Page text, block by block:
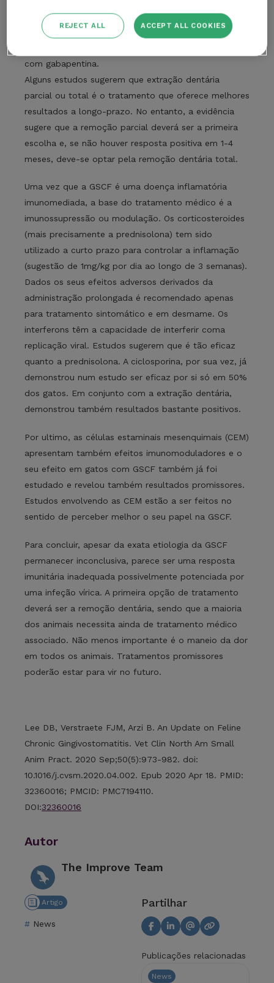
Artigo
News
vida inteira). Independentemente da modalidade de
tratamento, é imperativo o maneio da dor, sendo o
com gabapentina.
Alguns estudos sugerem que extração dentária
parcial ou total é o tratamento que oferece melhores
resultados a longo-prazo. No entanto, a evidência
sugere que a remoção parcial deverá ser a primeira
escolha e, se não houver resposta positiva em 1-4
meses, deve-se optar pela remoção dentária total.
Uma vez que a GSCF é uma doença inflamatória
imunomediada, a base do tratamento médico é a
imunossupressão ou modulação. Os corticosteroides
(mais precisamente a prednisolona) tem sido
utilizado a curto prazo para controlar a inflamação
(sugestão de 1mg/kg por dia ao longo de 3 semanas).
Dados os seus efeitos adversos derivados da
administração prolongada é recomendado apenas
para tratamento sintomático e em desmame. Os
interferons têm a capacidade de interferir coma
replicação viral. Estudos sugerem que é tão eficaz
quanto a prednisolona. A ciclosporina, por sua vez, já
demonstrou num estudo ser eficaz por si só em 50%
dos gatos. Em conjunto com a extração dentária,
demonstrou também resultados bastante positivos.
Por ultimo, as células estaminais mesenquimais (CEM)
apresentam também efeitos imunomoduladores e o
seu efeito em gatos com GSCF também já foi
estudado e revelou também resultados promissores.
Estudos envolvendo as CEM estão a ser feitos no
sentido de perceber melhor o seu papel na GSCF.
Para concluir, apesar da exata etiologia da GSCF
permanecer inconclusiva, parece ser uma resposta
imunitária inadequada possivelmente potenciada por
uma infeção vírica. A primeira opção de tratamento
deverá ser a remoção dentária, sendo que a maioria
dos animais necessita ainda de tratamento médico
associado. Não menos importante é o maneio da dor
em todos os animais. Tratamentos promissores
poderão estar para vir no futuro.
Lee DB, Verstraete FJM, Arzi B. An Update on Feline
Chronic Gingivostomatitis. Vet Clin North Am Small
Anim Pract. 2020 Sep;50(5):973-982. doi:
10.1016/j.cvsm.2020.04.002. Epub 2020 Apr 18. PMID:
32360016; PMCID: PMC7194110.
DOI:32360016
Autor
The Improve Team
Partilhar
Publicações relacionadas
News
REJECT ALL ACCEPT ALL COOKIES